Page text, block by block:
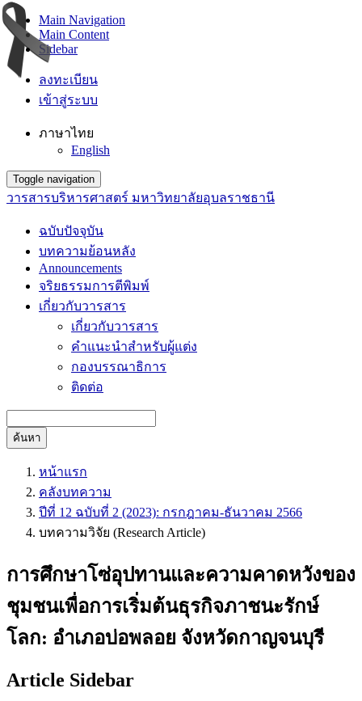
Main Navigation
Main Content
Sidebar
ลงทะเบียน
เข้าสู่ระบบ
ภาษาไทย
English
Toggle navigation
วารสารบริหารศาสตร์ มหาวิทยาลัยอุบลราชธานี
ฉบับปัจจุบัน
บทความย้อนหลัง
Announcements
จริยธรรมการตีพิมพ์
เกี่ยวกับวารสาร
เกี่ยวกับวารสาร
คำแนะนำสำหรับผู้แต่ง
กองบรรณาธิการ
ติดต่อ
ค้นหา
หน้าแรก
คลังบทความ
ปีที่ 12 ฉบับที่ 2 (2023): กรกฎาคม-ธันวาคม 2566
บทความวิจัย (Research Article)
การศึกษาโซ่อุปทานและความคาดหวังของ
ชุมชนเพื่อการเริ่มต้นธุรกิจภาชนะรักษ์
โลก: อำเภอบ่อพลอย จังหวัดกาญจนบุรี
Article Sidebar